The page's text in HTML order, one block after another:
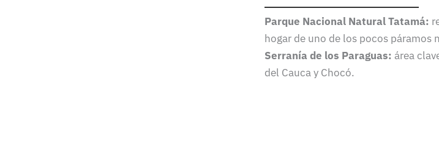
Parque Nacional Natural Tatamá:
hogar de uno de los pocos páramos
Serranía de los Paraguas: área
del Cauca y Chocó.